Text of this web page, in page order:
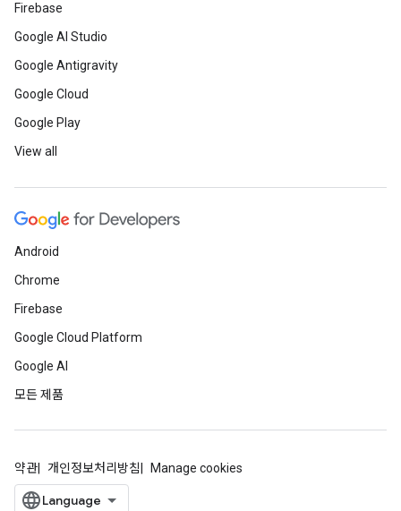
Firebase
Google AI Studio
Google Antigravity
Google Cloud
Google Play
View all
Android
Chrome
Firebase
Google Cloud Platform
Google AI
모든 제품
약관 개인정보처리방침 Manage cookies